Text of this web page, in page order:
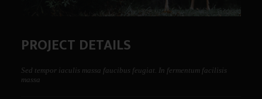
PROJECT DETAILS
Sed tempor iaculis massa faucibus feugiat. In fermentum facilisis
massa